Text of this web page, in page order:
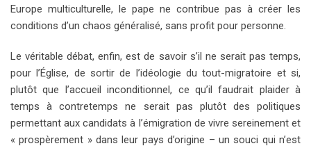
Europe multiculturelle, le pape ne contribue pas à créer les
conditions d’un chaos généralisé, sans profit pour personne.
Le véritable débat, enfin, est de savoir s’il ne serait pas temps,
pour l’Église, de sortir de l’idéologie du tout-migratoire et si,
plutôt que l’accueil inconditionnel, ce qu’il faudrait plaider à
temps à contretemps ne serait pas plutôt des politiques
permettant aux candidats à l’émigration de vivre sereinement et
« prospèrement » dans leur pays d’origine – un souci qui n’est